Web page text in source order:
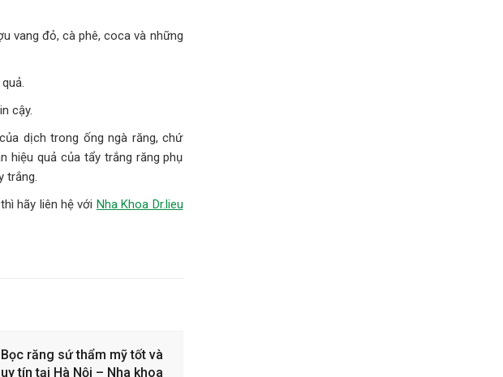
vang đỏ, cà phê, coca và những
cậy.
dịch trong ống ngà răng, chứ
hiệu quả của tẩy trắng răng phụ
trắng.
hãy liên hệ với Nha Khoa Dr.lieu
Bọc răng sứ thẩm mỹ tốt và
uy tín tại Hà Nội – Nha khoa